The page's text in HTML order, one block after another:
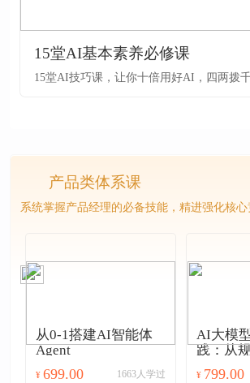
15堂AI基本素养必修课
15堂AI技巧课，让你十倍用好AI，四两拨
产品类体系课
系统掌握产品经理的必备技能，精进强化核心
从0-1搭建AI智能体
Agent
¥ 699.00 1663人学过
AI大模
践：从
¥ 799.00